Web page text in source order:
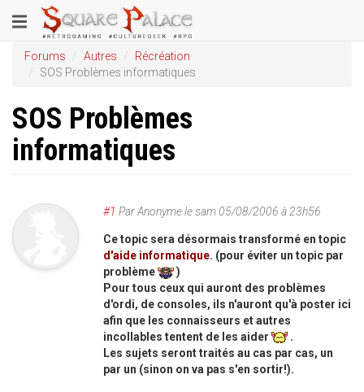
au
contenu
principal
Toggle
navigation
Forums Autres
Récréation
SOS Problèmes informatiques
SOS Problèmes
informatiques
#1 ParAnonymelesam 05/08/2006 à 23h56
Ce topic sera désormais transformé en topic
d'aide informatique. (pour éviter un topic par
problème
)
Pour tous ceux qui auront des problèmes
d'ordi, de consoles, ils n'auront qu'à poster ici
afin que les connaisseurs et autres
incollables tentent de les aider
.
Les sujets seront traités au cas par cas, un
par un (sinon on va pas s'en sortir!).